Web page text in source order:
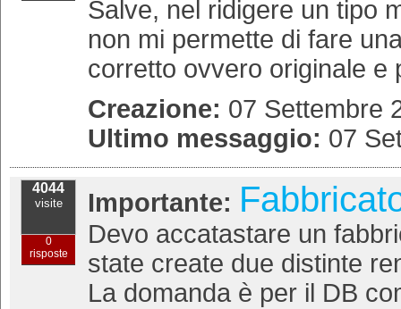
Salve, nel ridigere un tipo
non mi permette di fare
corretto ovvero originale e
Creazione: 07 Settembre
Ultimo messaggio: 07
4044
visite
0
risposte
Importante:
Devo accatastare un
state create due distinte
La domanda è per il DB